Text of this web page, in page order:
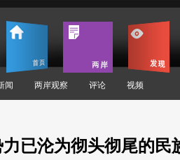
闻 两岸观察 评论 视频
已沦为彻头彻尾的民